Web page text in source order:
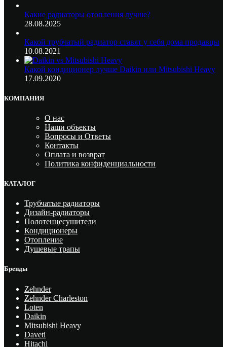
Какие радиаторы отопления лучше?
28.08.2025
Какой трубчатый радиатор ставят у себя дома продавцы
10.08.2021
Какой кондиционер лучше Daikin или Mitsubishi Heavy
17.09.2020
КОМПАНИЯ
О нас
Наши объекты
Вопросы и Ответы
Контакты
Оплата и возврат
Политика конфиденциальности
КАТАЛОГ
Трубчатые радиаторы
Дизайн-радиаторы
Полотенцесушители
Кондиционеры
Отопление
Душевые трапы
Бренды
Zehnder
Zehnder Charleston
Loten
Daikin
Mitsubishi Heavy
Daveti
Hitachi